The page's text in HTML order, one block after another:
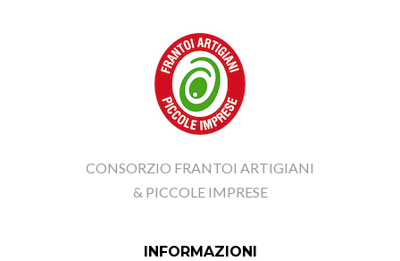
CONSORZIO FRANTOI ARTIGIANI
& PICCOLE IMPRESE
INFORMAZIONI